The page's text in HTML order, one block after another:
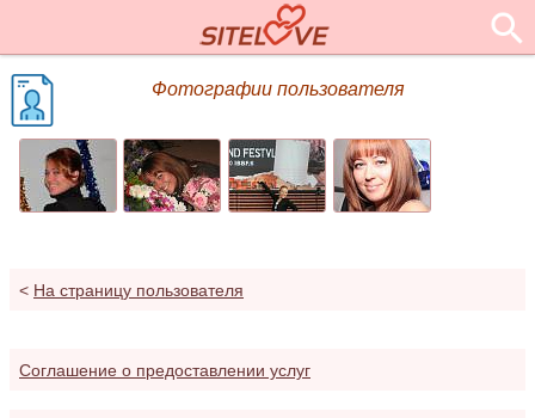
Фотографии пользователя
< На страницу пользователя
Соглашение о предоставлении услуг